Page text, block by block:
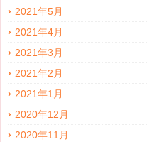
2021年5月
2021年4月
2021年3月
2021年2月
2021年1月
2020年12月
2020年11月